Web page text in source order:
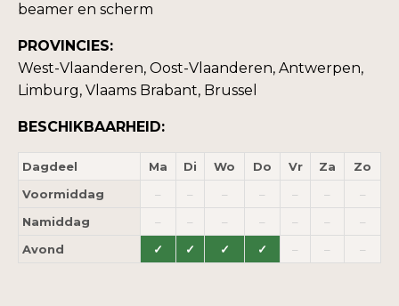
beamer en scherm
PROVINCIES:
West-Vlaanderen, Oost-Vlaanderen, Antwerpen,
Limburg, Vlaams Brabant, Brussel
BESCHIKBAARHEID:
Dagdeel Ma Di Wo Do Vr Za
Zo
Voormiddag
– – – – – –
–
Namiddag
– – – – – –
–
Avond
✓ ✓ ✓ ✓ – – –